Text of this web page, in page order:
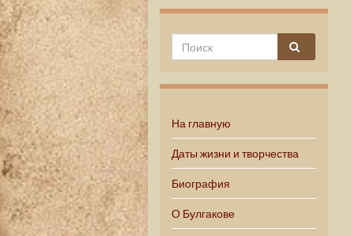
На главную
Даты жизни и творчества
Биография
О Булгакове